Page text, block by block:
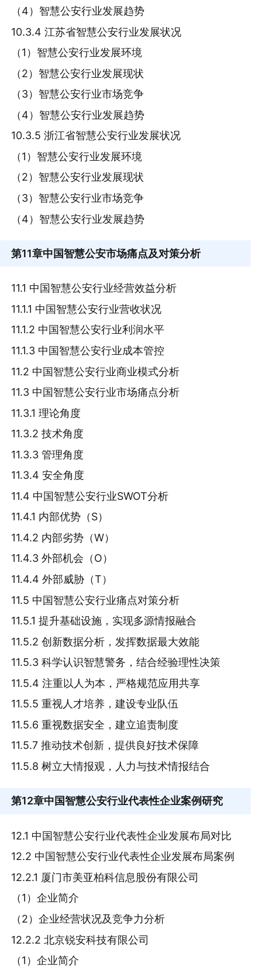
（4）智慧公安行业发展趋势
10.3.4 江苏省智慧公安行业发展状况
（1）智慧公安行业发展环境
（2）智慧公安行业发展现状
（3）智慧公安行业市场竞争
（4）智慧公安行业发展趋势
10.3.5 浙江省智慧公安行业发展状况
（1）智慧公安行业发展环境
（2）智慧公安行业发展现状
（3）智慧公安行业市场竞争
（4）智慧公安行业发展趋势
第11章中国智慧公安市场痛点及对策分析
11.1 中国智慧公安行业经营效益分析
11.1.1 中国智慧公安行业营收状况
11.1.2 中国智慧公安行业利润水平
11.1.3 中国智慧公安行业成本管控
11.2 中国智慧公安行业商业模式分析
11.3 中国智慧公安行业市场痛点分析
11.3.1 理论角度
11.3.2 技术角度
11.3.3 管理角度
11.3.4 安全角度
11.4 中国智慧公安行业SWOT分析
11.4.1 内部优势（S）
11.4.2 内部劣势（W）
11.4.3 外部机会（O）
11.4.4 外部威胁（T）
11.5 中国智慧公安行业痛点对策分析
11.5.1 提升基础设施，实现多源情报融合
11.5.2 创新数据分析，发挥数据最大效能
11.5.3 科学认识智慧警务，结合经验理性决策
11.5.4 注重以人为本，严格规范应用共享
11.5.5 重视人才培养，建设专业队伍
11.5.6 重视数据安全，建立追责制度
11.5.7 推动技术创新，提供良好技术保障
11.5.8 树立大情报观，人力与技术情报结合
第12章中国智慧公安行业代表性企业案例研究
12.1 中国智慧公安行业代表性企业发展布局对比
12.2 中国智慧公安行业代表性企业发展布局案例
12.2.1 厦门市美亚柏科信息股份有限公司
（1）企业简介
（2）企业经营状况及竞争力分析
12.2.2 北京锐安科技有限公司
（1）企业简介